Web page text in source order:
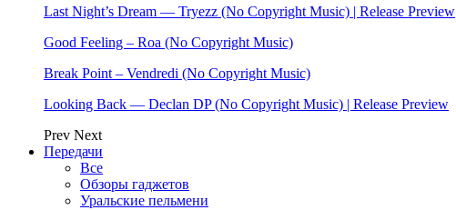
Last Night’s Dream — Tryezz (No Copyright Music) | Release Preview
Good Feeling – Roa (No Copyright Music)
Break Point – Vendredi (No Copyright Music)
Looking Back — Declan DP (No Copyright Music) | Release Preview
Prev Next
Передачи
Все
Обзоры гаджетов
Уральские пельмени